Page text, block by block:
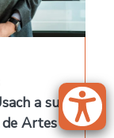
a su
Artes